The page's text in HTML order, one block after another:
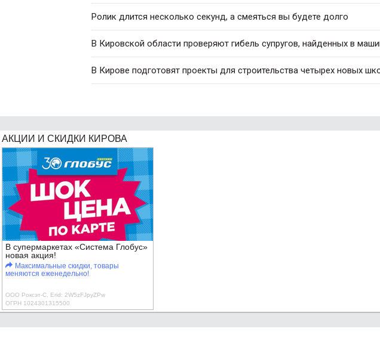
Ролик длится несколько секунд, а смеяться вы будете долго
В Кировской области проверяют гибель супругов, найденных в
В Кирове подготовят проекты для строительства четырех новых
АКЦИИ И СКИДКИ КИРОВА
В супермаркетах «Система Глобус»
новая акция!
Максимальные скидки, товары
меняются еженедельно!
ООО Роксэт-С, Erid: 2W5zFJpyZPw
ОГРН 1024301315500